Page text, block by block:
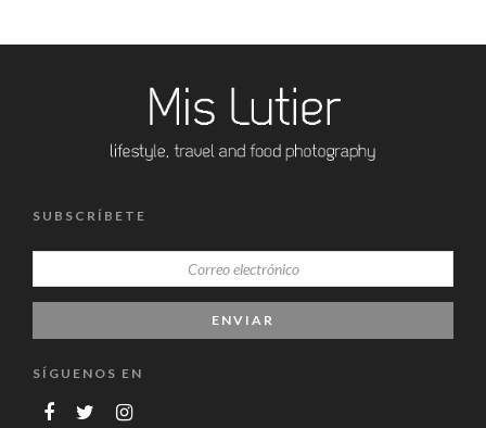
SUBSCRÍBETE
SÍGUENOS EN